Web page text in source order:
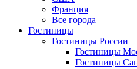
Франция
Все города
Гостиницы
Гостиницы России
Гостиницы
Гостиницы